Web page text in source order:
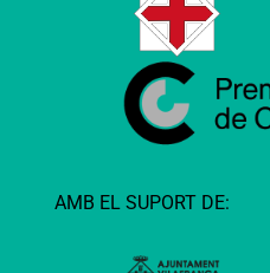
AMB EL SUPORT DE: